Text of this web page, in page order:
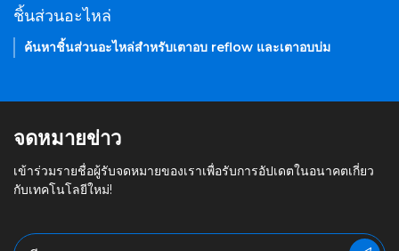
ชิ้นส่วนอะไหล่
ค้นหาชิ้นส่วนอะไหล่สำหรับเตาอบ reflow และเตาอบบ่ม
จดหมายข่าว
เข้าร่วมรายชื่อผู้รับจดหมายของเราเพื่อรับการอัปเดตในอนาคตเกี่ยว
กับเทคโนโลยีใหม่!